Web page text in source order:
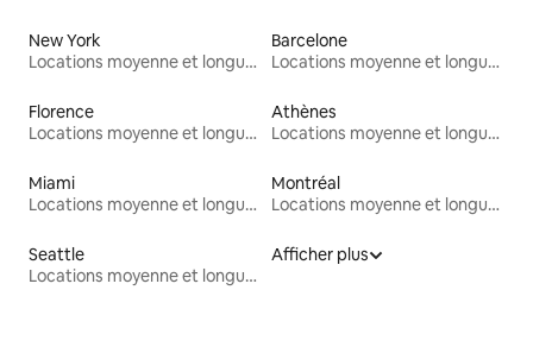
New York
Locations moyenne et longue durée
Barcelone
Locations moyenne et longue durée
Florence
Locations moyenne et longue durée
Athènes
Locations moyenne et longue durée
Miami
Locations moyenne et longue durée
Montréal
Locations moyenne et longue durée
Seattle
Locations moyenne et longue durée
Afficher plus